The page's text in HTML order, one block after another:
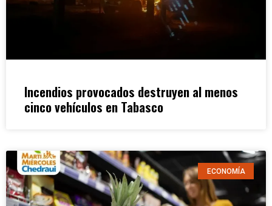
Incendios provocados destruyen al menos
cinco vehículos en Tabasco
ECONOMÍA